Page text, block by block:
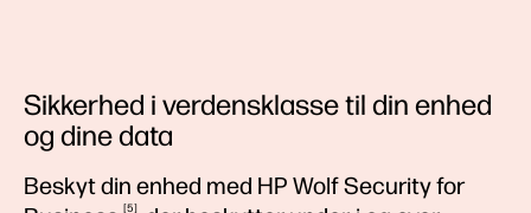
Sikkerhed i verdensklasse til din enhed
og dine data
Beskyt din enhed med HP Wolf Security for
5